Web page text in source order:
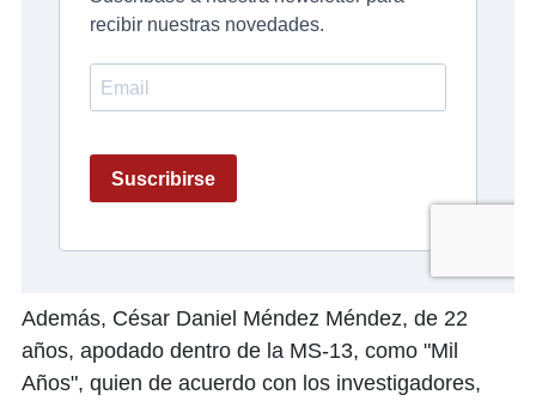
Además, César Daniel Méndez Méndez, de 22
años, apodado dentro de la MS-13, como "Mil
Años", quien de acuerdo con los investigadores,